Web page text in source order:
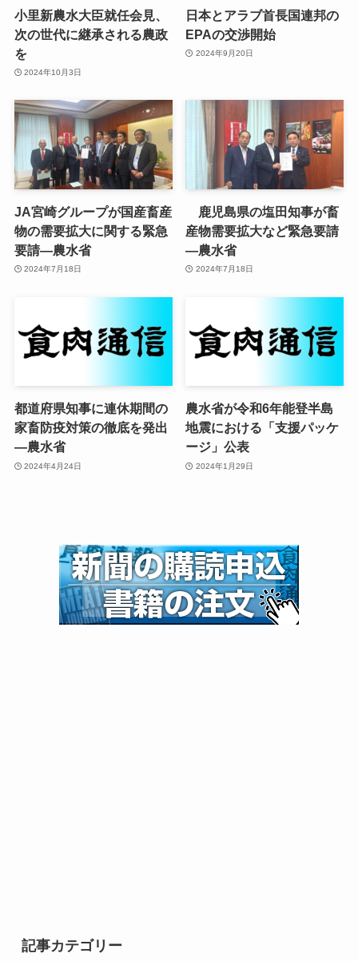
小里新農水大臣就任会見、
次の世代に継承される農政
を
2024年10月3日
日本とアラブ首長国連邦の
EPAの交渉開始
2024年9月20日
JA宮崎グループが国産畜産
物の需要拡大に関する緊急
要請—農水省
2024年7月18日
鹿児島県の塩田知事が畜
産物需要拡大など緊急要請
—農水省
2024年7月18日
都道府県知事に連休期間の
家畜防疫対策の徹底を発出
—農水省
2024年4月24日
農水省が令和6年能登半島
地震における「支援パッケ
ージ」公表
2024年1月29日
記事カテゴリー